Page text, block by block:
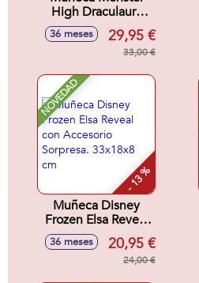
High Draculaura
Con Accesorios.
12x8x8 cm
36 meses 29,95 €
33,00 €
NOVEDAD
- 13 %
Muñeca Disney
Frozen Elsa Reveal
con Accesorio
Sorpresa. 33x18x8
36 meses 20,95 €
24,00 €